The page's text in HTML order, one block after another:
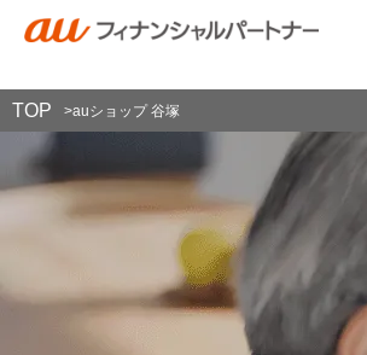
TOP >auショップ 谷塚